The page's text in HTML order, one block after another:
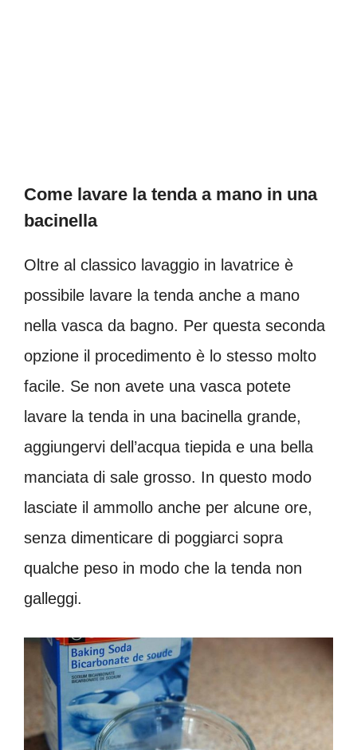
Come lavare la tenda a mano in una
bacinella
Oltre al classico lavaggio in lavatrice è
possibile lavare la tenda anche a mano
nella vasca da bagno. Per questa seconda
opzione il procedimento è lo stesso molto
facile. Se non avete una vasca potete
lavare la tenda in una bacinella grande,
aggiungervi dell’acqua tiepida e una bella
manciata di sale grosso. In questo modo
lasciate il ammollo anche per alcune ore,
senza dimenticare di poggiarci sopra
qualche peso in modo che la tenda non
galleggi.